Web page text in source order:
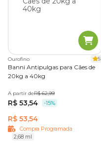
Ourofino 5
Banni Antipulgas para Cães de
20kg a 40kg
A partir deR$ 62,99
R$ 53,54 -15%
R$ 53,54
Compra Programada
2,68 ml